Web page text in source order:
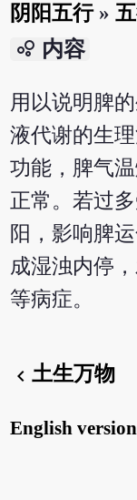
阴阳五行»
bubble_chart 内容
用以说明脾
液代谢的生
功能，脾气
正常。若过
阳，影响脾
成湿浊内停
等病症。
chevron_left土生万物
English version